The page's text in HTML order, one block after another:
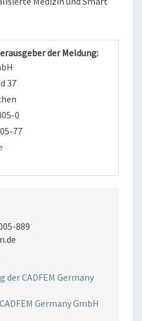
der Meldung:
37
0
77
889
CADFEM Germany
Germany GmbH